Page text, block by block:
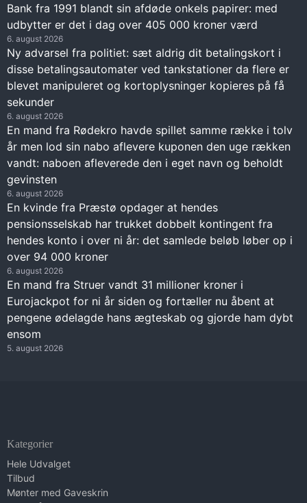
Bank fra 1991 blandt sin afdøde onkels papirer: med
udbytter er det i dag over 405 000 kroner værd
6. august 2026
Ny advarsel fra politiet: sæt aldrig dit betalingskort i
disse betalingsautomater ved tankstationer da flere er
blevet manipuleret og kortoplysninger kopieres på få
sekunder
6. august 2026
En mand fra Rødekro havde spillet samme række i tolv
år men lod sin nabo aflevere kuponen den uge rækken
vandt: naboen afleverede den i eget navn og beholdt
gevinsten
6. august 2026
En kvinde fra Præstø opdager at hendes
pensionsselskab har trukket dobbelt kontingent fra
hendes konto i over ni år: det samlede beløb løber op i
over 94 000 kroner
6. august 2026
En mand fra Struer vandt 31 millioner kroner i
Eurojackpot for ni år siden og fortæller nu åbent at
pengene ødelagde hans ægteskab og gjorde ham dybt
ensom
5. august 2026
Kategorier
Hele Udvalget
Tilbud
Mønter med Gaveskrin